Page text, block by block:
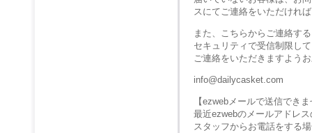
スにてご連絡をいただけれ
また、こちらからご連絡す
セキュリティで受信制限し
ご連絡をいただきますよう
info@dailycasket.com
【ezwebメールで送信でき
最近ezwebのメールアドレ
スタッフからお電話をする